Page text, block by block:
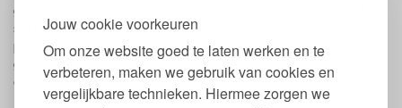
Jouw cookie voorkeuren
Om onze website goed te laten werken en te
verbeteren, maken we gebruik van cookies en
vergelijkbare technieken. Hiermee zorgen we
gecertificeerd bamboe en ontworpen voor jarenlang gebruik. De
set is gemaakt zonder lijm of lakken en is afgewerkt met een
plantaardige, voedselveilige olie. Het bamboe is biologisch
gebaseerd en geproduceerd met aandacht voor sociale en
ecologische standaarden.